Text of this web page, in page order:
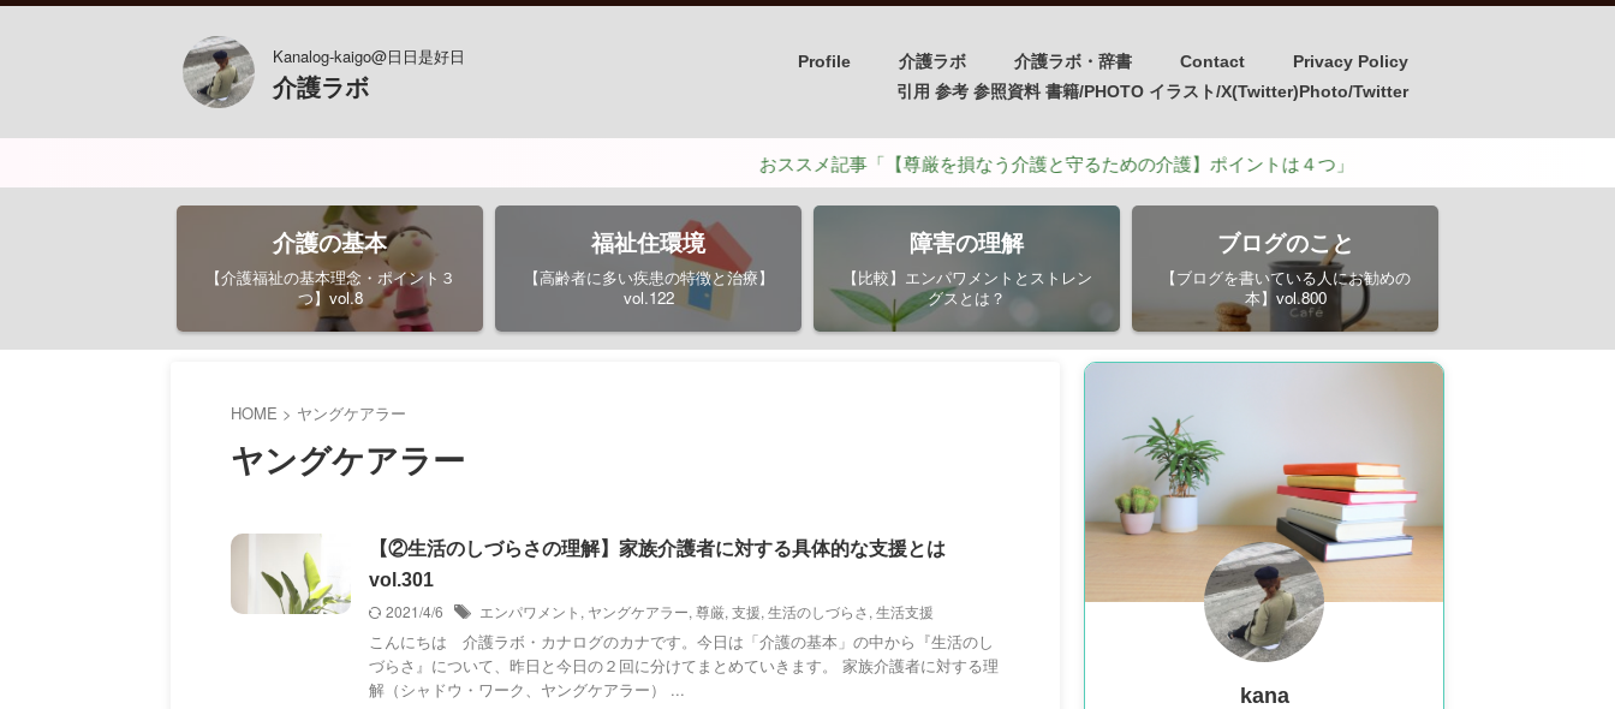
Kanalog-kaigo@日日是好日
介護ラボ
Profile 介護ラボ 介護ラボ・辞書 Contact
Privacy Policy
引用 参考 参照資料 書籍/PHOTO イラスト/X(Twitter)Photo/Twitter
おススメ記事「【尊厳を損なう介護と守るための介護】ポイントは４つ」
介護の基本
【介護福祉の基本理念・ポイント３
つ】vol.8
福祉住環境
【高齢者に多い疾患の特徴と治療】
vol.122
障害の理解
【比較】エンパワメントとストレン
グスとは？
ブログのこと
【ブログを書いている人にお勧めの
本】vol.800
HOME > ヤングケアラー
ヤングケアラー
【②生活のしづらさの理解】家族介護者に対する具体的な支援とは
vol.301
2021/4/6
エンパワメント , ヤングケアラー, 尊厳, 支援, 生活のしづらさ, 生活支援
こんにちは 介護ラボ・カナログのカナです。今日は「介護の基本」の中から『生活のし
づらさ』について、昨日と今日の２回に分けてまとめていきます。 家族介護者に対する理
解（シャドウ・ワーク、ヤングケアラー） ...
kana